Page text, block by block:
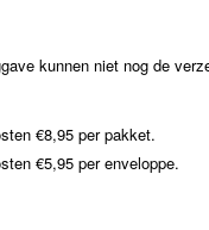
kunnen niet nog de
€8,95 per pakket.
€5,95 per enveloppe.